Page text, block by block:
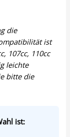
die
ist
107cc, 110cc
leichte
bitte die
ist: